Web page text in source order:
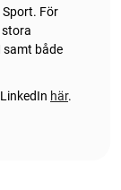
För
samt både
här.